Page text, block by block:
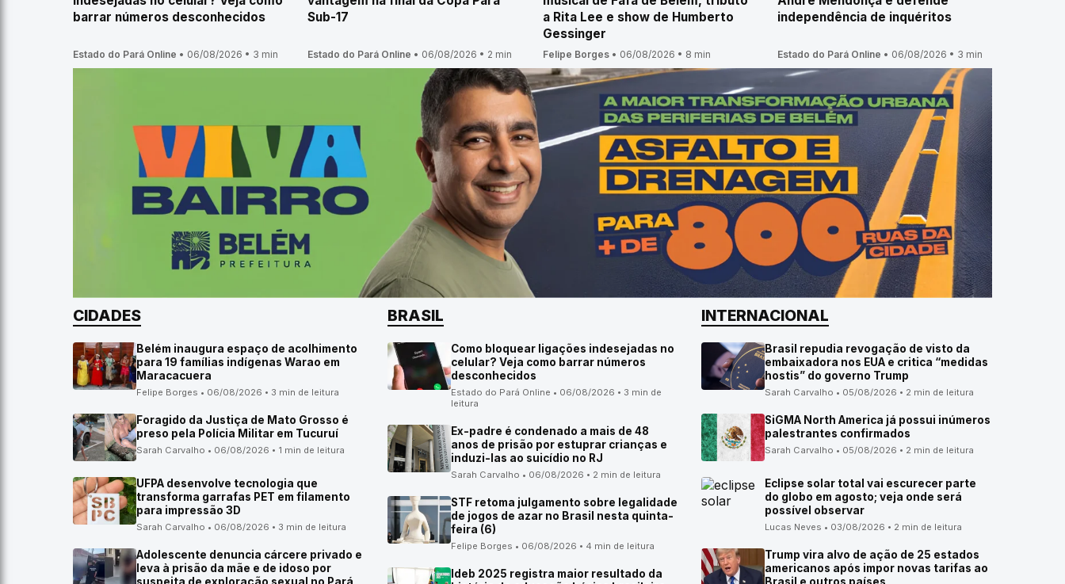
barrar números desconhecidos
Estado do Pará Online • 06/08/2026 • 3 min
Sub-17
Estado do Pará Online • 06/08/2026 • 2 min
a Rita Lee e show de Humberto
Gessinger
Felipe Borges• 06/08/2026 • 8 min
independência de inquéritos
Estado do Pará Online • 06/08/2026 • 3 min
CIDADES
Belém inaugura espaço de acolhimento
para 19 famílias indígenas Warao em
Maracacuera
Felipe Borges • 06/08/2026 • 3 min de leitura
Foragido da Justiça de Mato Grosso é
preso pela Polícia Militar em Tucuruí
Sarah Carvalho • 06/08/2026 • 1 min de leitura
UFPA desenvolve tecnologia que
transforma garrafas PET em filamento
para impressão 3D
Sarah Carvalho • 06/08/2026 • 3 min de leitura
Adolescente denuncia cárcere privado e
leva à prisão da mãe e de idoso por
BRASIL
Como bloquear ligações indesejadas no
celular? Veja como barrar números
desconhecidos
Estado do Pará Online • 06/08/2026 • 3 min de
leitura
Ex-padre é condenado a mais de 48
anos de prisão por estuprar crianças e
induzi-las ao suicídio no RJ
Sarah Carvalho • 06/08/2026 • 2 min de leitura
STF retoma julgamento sobre legalidade
de jogos de azar no Brasil nesta quinta-
feira (6)
Felipe Borges • 06/08/2026 • 4 min de leitura
Ideb 2025 registra maior resultado da
INTERNACIONAL
Brasil repudia revogação de visto da
embaixadora nos EUA e critica “medidas
hostis” do governo Trump
Sarah Carvalho • 05/08/2026 • 2 min de leitura
SiGMA North America já possui inúmeros
palestrantes confirmados
Sarah Carvalho • 05/08/2026 • 2 min de leitura
Eclipse solar total vai escurecer parte
do globo em agosto; veja onde será
possível observar
Lucas Neves • 03/08/2026 • 2 min de leitura
Trump vira alvo de ação de 25 estados
americanos após impor novas tarifas ao